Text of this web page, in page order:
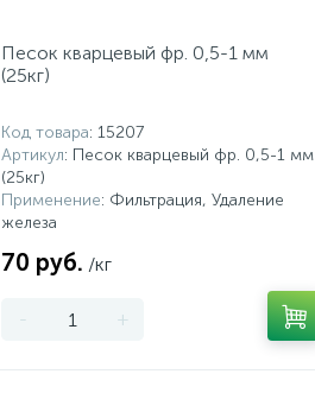
Песок кварцевый фр. 0,5-1 мм
(25кг)
Код товара: 15207
Артикул: Песок кварцевый фр. 0,5-1 мм
(25кг)
Применение: Фильтрация, Удаление
железа
70 руб. /кг
- +